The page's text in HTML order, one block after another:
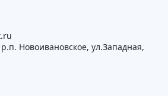
Новоивановское, ул.Западная,